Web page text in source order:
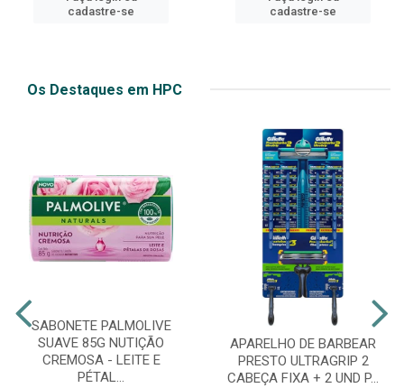
cadastre-se
cadastre-se
Os Destaques em HPC
SABONETE PALMOLIVE
SUAVE 85G NUTIÇÃO
CREMOSA - LEITE E
PÉTAL...
APARELHO DE BARBEAR
PRESTO ULTRAGRIP 2
CABEÇA FIXA + 2 UND P...